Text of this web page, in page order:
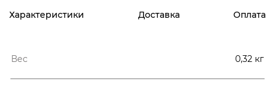
Характеристики Доставка Оплата
Вес 0,32 кг